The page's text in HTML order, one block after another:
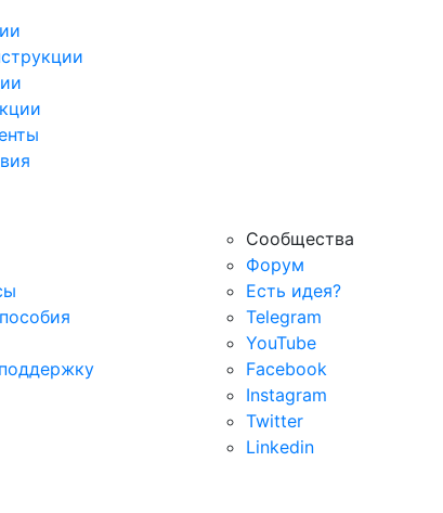
Сообщества
Форум
Есть идея?
Telegram
YouTube
Facebook
Instagram
Twitter
Linkedin